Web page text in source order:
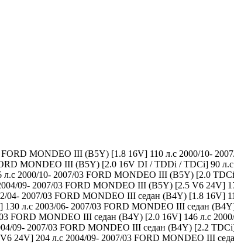
FORD MONDEO III (B5Y) [1.8 16V] 110 л.с 2000/10-
MONDEO III (B5Y) [2.0 16V DI / TDDi / TDCi] 90
2000/10- 2007/03 FORD MONDEO III (B5Y) [2.0
09- 2007/03 FORD MONDEO III (B5Y) [2.5 V6 24V]
2007/03 FORD MONDEO III седан (B4Y) [1.8 16V]
л.с 2003/06- 2007/03 FORD MONDEO III седан
FORD MONDEO III седан (B4Y) [2.0 16V] 146 л.с
09- 2007/03 FORD MONDEO III седан (B4Y) [2.2
24V] 204 л.с 2004/09- 2007/03 FORD MONDEO III